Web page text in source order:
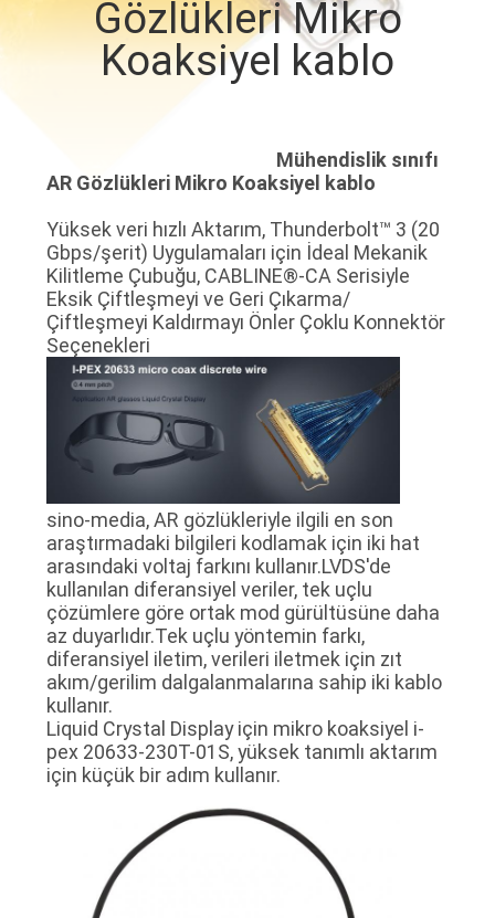
KALITE
KONTROLÜ
İLETIŞIM
HABERLER
DAVALAR
İNDIRIM
SITE
HARITASI
GIZLILIK
POLITIKASI
Gözlükleri Mikro
Koaksiyel kablo
Mühendislik sınıfı
AR Gözlükleri Mikro Koaksiyel kablo
Yüksek veri hızlı Aktarım, Thunderbolt™ 3 (20
Gbps/şerit) Uygulamaları için İdeal Mekanik
Kilitleme Çubuğu, CABLINE®-CA Serisiyle
Eksik Çiftleşmeyi ve Geri Çıkarma/
Çiftleşmeyi Kaldırmayı Önler Çoklu Konnektör
Seçenekleri
sino-media, AR gözlükleriyle ilgili en son
araştırmadaki bilgileri kodlamak için iki hat
arasındaki voltaj farkını kullanır.LVDS'de
kullanılan diferansiyel veriler, tek uçlu
çözümlere göre ortak mod gürültüsüne daha
az duyarlıdır.Tek uçlu yöntemin farkı,
diferansiyel iletim, verileri iletmek için zıt
akım/gerilim dalgalanmalarına sahip iki kablo
kullanır.
Liquid Crystal Display için mikro koaksiyel i-
pex 20633-230T-01S, yüksek tanımlı aktarım
için küçük bir adım kullanır.